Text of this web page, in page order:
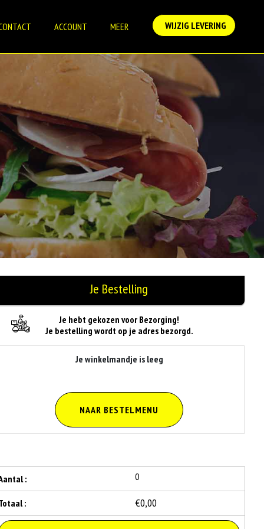
ACCOUNT MEER WIJZIG LEVERING
Je hebt gekozen voor Bezorging!
Je bestelling wordt op je adres bezorgd.
Je winkelmandje is leeg
NAAR BESTELMENU
: 0
: €0,00
Je Bestelling